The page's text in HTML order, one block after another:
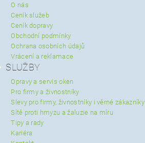
O nás
Ceník služeb
Ceník dopravy
Obchodní podmínky
Ochrana osobních údajů
Vrácení a reklamace
SLUŽBY
Opravy a servis oken
Pro firmy a živnostníky
Slevy pro firmy, živnostníky i věrné zákazníky
Sítě proti hmyzu a žaluzie na míru
Tipy a rady
Kariéra